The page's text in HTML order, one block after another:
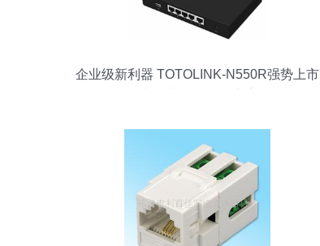
企业级新利器 TOTOLINK-N550R强势上市